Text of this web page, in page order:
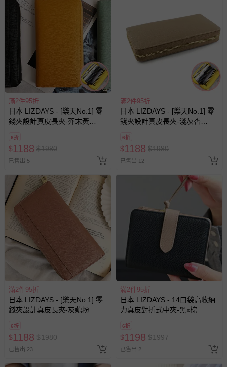
滿2件95折
日本 LIZDAYS - [樂天No.1] 零
錢夾設計真皮長夾-芥末黃
6折
$1188 $1980
已售出 5
滿2件95折
日本 LIZDAYS - [樂天No.1] 零
錢夾設計真皮長夾-淺灰杏
6折
$1188 $1980
已售出 12
滿2件95折
日本 LIZDAYS - [樂天No.1] 零
錢夾設計真皮長夾-灰藕粉
6折
$1188 $1980
已售出 23
滿2件95折
日本 LIZDAYS - 14口袋高收納
力真皮對折式中夾-黑x棕
6折
$1198 $1997
已售出 2